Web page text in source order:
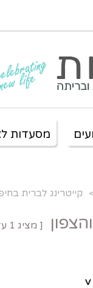
מסעדות
קייטרינג לברית
[ מציג 1
V